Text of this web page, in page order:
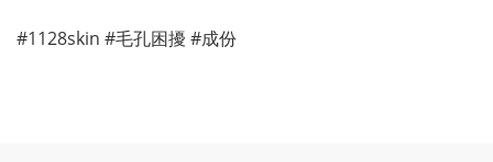
#1128skin #毛孔困擾 #成份